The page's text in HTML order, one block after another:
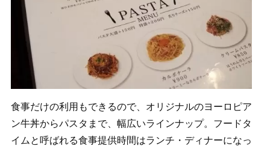
食事だけの利用もできるので、オリジナルのヨーロピア
ン牛丼からパスタまで、幅広いラインナップ。フードタ
イムと呼ばれる食事提供時間はランチ・ディナーになっ